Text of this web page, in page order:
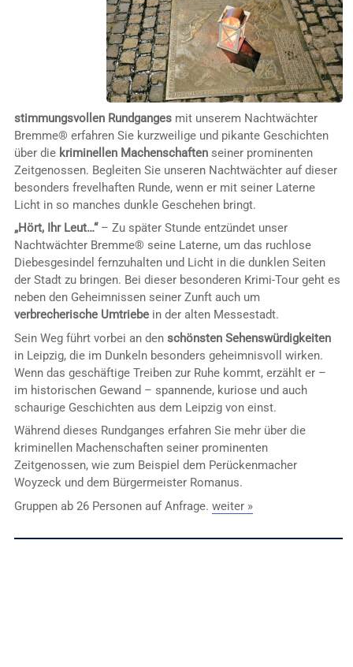
stimmungsvollen Rundgangesmit unserem Nachtwächter
Bremme® erfahren Sie kurzweilige und pikante Geschichten
über die kriminellen Machenschaftenseiner prominenten
Zeitgenossen. Begleiten Sie unseren Nachtwächter auf dieser
besonders frevelhaften Runde, wenn er mit seiner Laterne
Licht in so manches dunkle Geschehen bringt.
„Hört, Ihr Leut…“– Zu später Stunde entzündet unser
Nachtwächter Bremme® seine Laterne, um das ruchlose
Diebesgesindel fernzuhalten und Licht in die dunklen Seiten
der Stadt zu bringen. Bei dieser besonderen Krimi-Tour geht es
neben den Geheimnissen seiner Zunft auch um
verbrecherische Umtriebein der alten Messestadt.
Sein Weg führt vorbei an den schönsten Sehenswürdigkeiten
in Leipzig, die im Dunkeln besonders geheimnisvoll wirken.
Wenn das geschäftige Treiben zur Ruhe kommt, erzählt er –
im historischen Gewand – spannende, kuriose und auch
schaurige Geschichten aus dem Leipzig von einst.
Während dieses Rundganges erfahren Sie mehr über die
kriminellen Machenschaften seiner prominenten
Zeitgenossen, wie zum Beispiel dem Perückenmacher
Woyzeck und dem Bürgermeister Romanus.
Gruppen ab 26 Personen auf Anfrage. weiter »